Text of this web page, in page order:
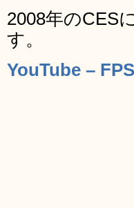
2008年のCES
す。
YouTube –